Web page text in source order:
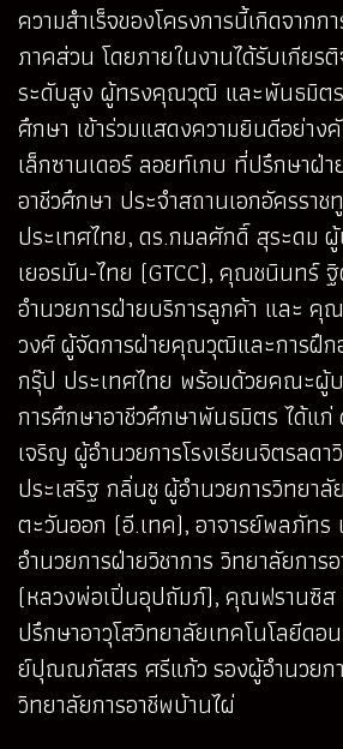
ความสำเร็จของโครงการนี้เกิดจาก
ภาคส่วน โดยภายในงานได้รับเกีย
ระดับสูง ผู้ทรงคุณวุฒิ และพันธมิตร
ศึกษา เข้าร่วมแสดงความยินดีอย่า
เล็กซานเดอร์ ลอยท์เกบ ที่ปรึกษาฝ่
อาชีวศึกษา ประจำสถานเอกอัครรา
ประเทศไทย, ดร.กมลศักดิ์ สุระดม ผู้
เยอรมัน-ไทย (GTCC), คุณชนินทร์
อำนวยการฝ่ายบริการลูกค้า และ
วงศ์ ผู้จัดการฝ่ายคุณวุฒิและการฝึก
กรุ๊ป ประเทศไทย พร้อมด้วยคณะผู้
การศึกษาอาชีวศึกษาพันธมิตร ได้แ
เจริญ ผู้อำนวยการโรงเรียนจิตรลดา
ประเสริฐ กลิ่นชู ผู้อำนวยการวิทยาลั
ตะวันออก (อี.เทค), อาจารย์พลภัทร
อำนวยการฝ่ายวิชาการ วิทยาลัยการ
(หลวงพ่อเปิ่นอุปถัมภ์), คุณฟรานซิส
ปรึกษาอาวุโสวิทยาลัยเทคโนโลยีดอ
ย์ปุณณภัสสร ศรีแก้ว รองผู้อำนวยกา
วิทยาลัยการอาชีพบ้านไผ่